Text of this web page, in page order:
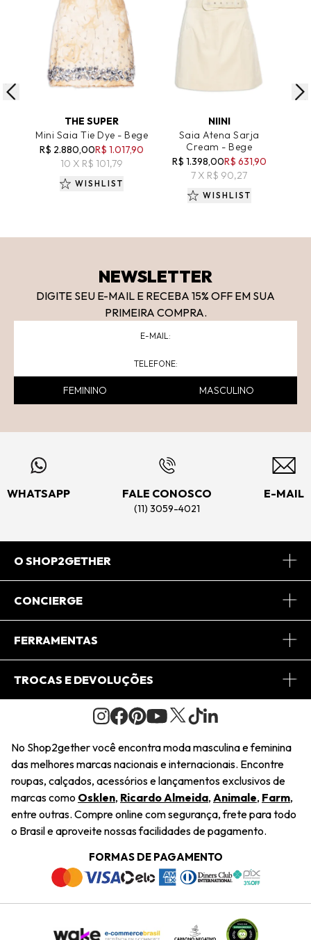
THE SUPER
Mini Saia Tie Dye - Bege
R$ 2.880,00R$ 1.017,90
10 X R$ 101,79
WISHLIST
NIINI
Saia Atena Sarja
Cream - Bege
R$ 1.398,00R$ 631,90
7 X R$ 90,27
WISHLIST
NEWSLETTER
DIGITE SEU E-MAIL E RECEBA 15% OFF EM SUA
PRIMEIRA COMPRA.
FEMININO MASCULINO
WHATSAPP FALE CONOSCO
(11) 3059-4021
E-MAIL
O SHOP2GETHER
Sobre Nós
Journal
Saiu na Mídia
Sustentabilidade
Navegando
Termos e Condições
Trabalhe Conosco
CONCIERGE
Central de Relacionamento
Regulamento e Promoções
FERRAMENTAS
Minha Conta
Pedido de Presente
Wishlist
TROCAS E DEVOLUÇÕES
Condições Gerais
Troca Fácil
Restituição de Pagamento
Dúvidas Frequentes
Termos e Condições
Política de Privacidade
No Shop2gether você encontra moda masculina e feminina
das melhores marcas nacionais e internacionais. Encontre
roupas, calçados, acessórios e lançamentos exclusivos de
marcas como Osklen, Ricardo Almeida, Animale, Farm,
entre outras. Compre online com segurança, frete para todo
o Brasil e aproveite nossas facilidades de pagamento.
FORMAS DE PAGAMENTO